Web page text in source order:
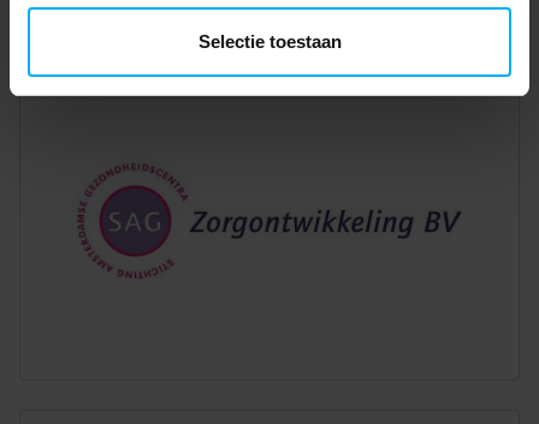
Selectie toestaan